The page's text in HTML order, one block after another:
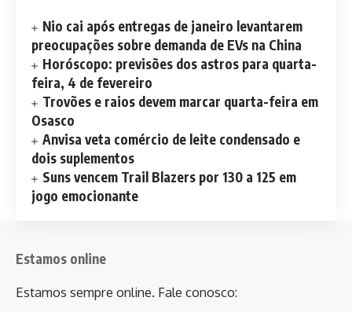
Nio cai após entregas de janeiro levantarem
preocupações sobre demanda de EVs na China
Horóscopo: previsões dos astros para quarta-
feira, 4 de fevereiro
Trovões e raios devem marcar quarta-feira em
Osasco
Anvisa veta comércio de leite condensado e
dois suplementos
Suns vencem Trail Blazers por 130 a 125 em
jogo emocionante
Estamos online
Estamos sempre online. Fale conosco: